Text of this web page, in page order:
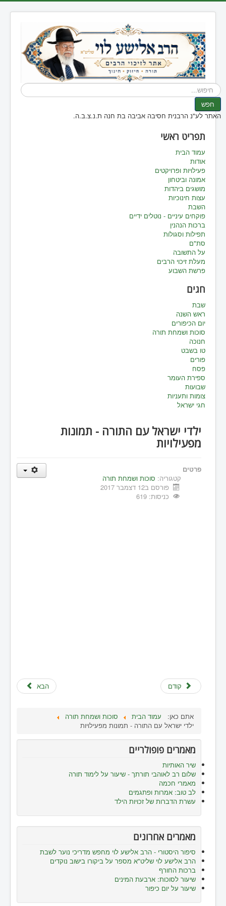
חיפוש...
חפש
האתר לע"נ הרבנית חסיבה אביבה בת חנה ת.נ.צ.ב.ה.
תפריט ראשי
עמוד הבית
אודות
פעילויות ופרויקטים
אמונה וביטחון
מושגים ביהדות
עצות חינוכיות
השבת
פוקחים עיניים - נוטלים ידיים
ברכות הנהנין
תפילות וסגולות
סת"ם
על התשובה
מעלת זיכוי הרבים
פרשת השבוע
חגים
שבת
ראש השנה
יום הכיפורים
סוכות ושמחת תורה
חנוכה
טו בשבט
פורים
פסח
ספירת העומר
שבועות
צומות ותעניות
חגי ישראל
ילדי ישראל עם התורה - תמונות
מפעילויות
פרטים
קטגוריה: סוכות ושמחת תורה
פורסם ב12 דצמבר 2017
כניסות: 619
קודם הבא
אתם כאן: עמוד הבית
סוכות ושמחת תורה
ילדי ישראל עם התורה - תמונות מפעילויות
מאמרים פופולריים
שיר האותיות
שלום רב לאוהבי תורתך - שיעור על לימוד תורה
מאמרי חכמה
לב טוב: אמרות ופתגמים
עשרת הדברות של זכויות הילד
מאמרים אחרונים
סיפור היסטורי - הרב אלישע לוי מחפש מדריכי נוער לשבת
הרב אלישע לוי שליט"א מספר על ביקורו בישוב נוקדים
ברכות החורף
שיעור לסוכות: ארבעת המינים
שיעור על יום כיפור